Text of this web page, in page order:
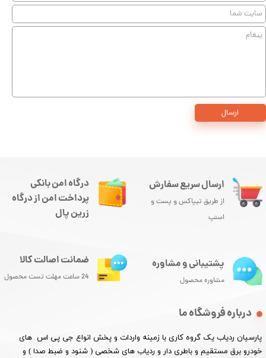
ارسال
ارسال سریع سفارش
از طریق تیپاکس و پست و
اسنپ
درباره فروشگاه ما
پارسیان ردیاب یک گروه کاری با زمینه واردات و پخش انواع جی پی اس های
خودرو برق مستقیم و باطری دار و ردیاب های شخصی ( شنود و ضبط صدا ) و
درگاه امن بانکی
پرداخت امن از درگاه
زرین پال
پشتیبانی و مشاوره
مشاوره محصول
ضمانت اصالت کالا
24 ساعت مهلت تست محصول